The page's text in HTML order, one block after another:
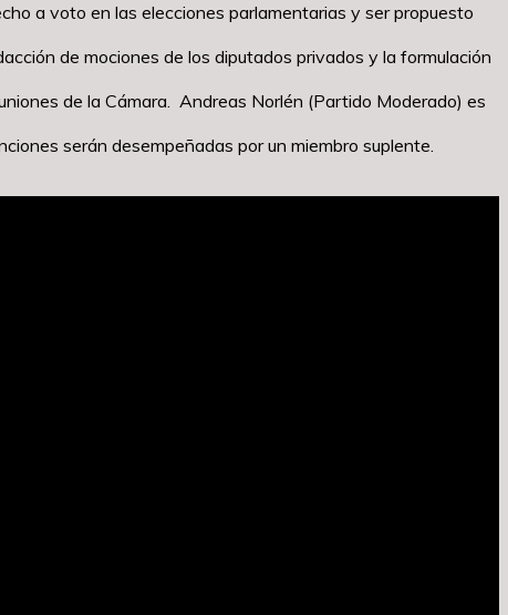
a voto en las elecciones parlamentarias y ser propuesto
de mociones de los diputados privados y la formulación
de la Cámara. Andreas Norlén (Partido Moderado) es
serán desempeñadas por un miembro suplente.